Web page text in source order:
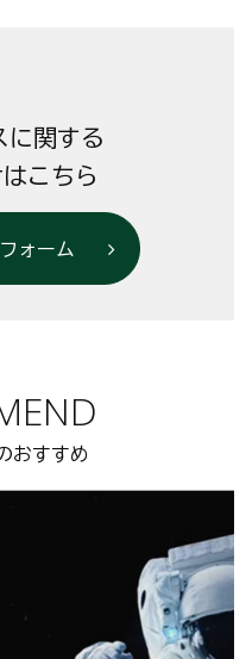
に関する
こちら
ォーム
おすすめ